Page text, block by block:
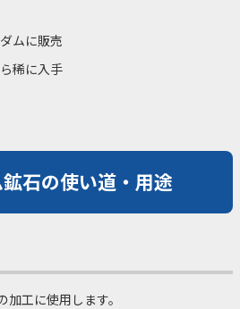
ムに販売
稀に入手
石の使い道・用途
工に使用します。